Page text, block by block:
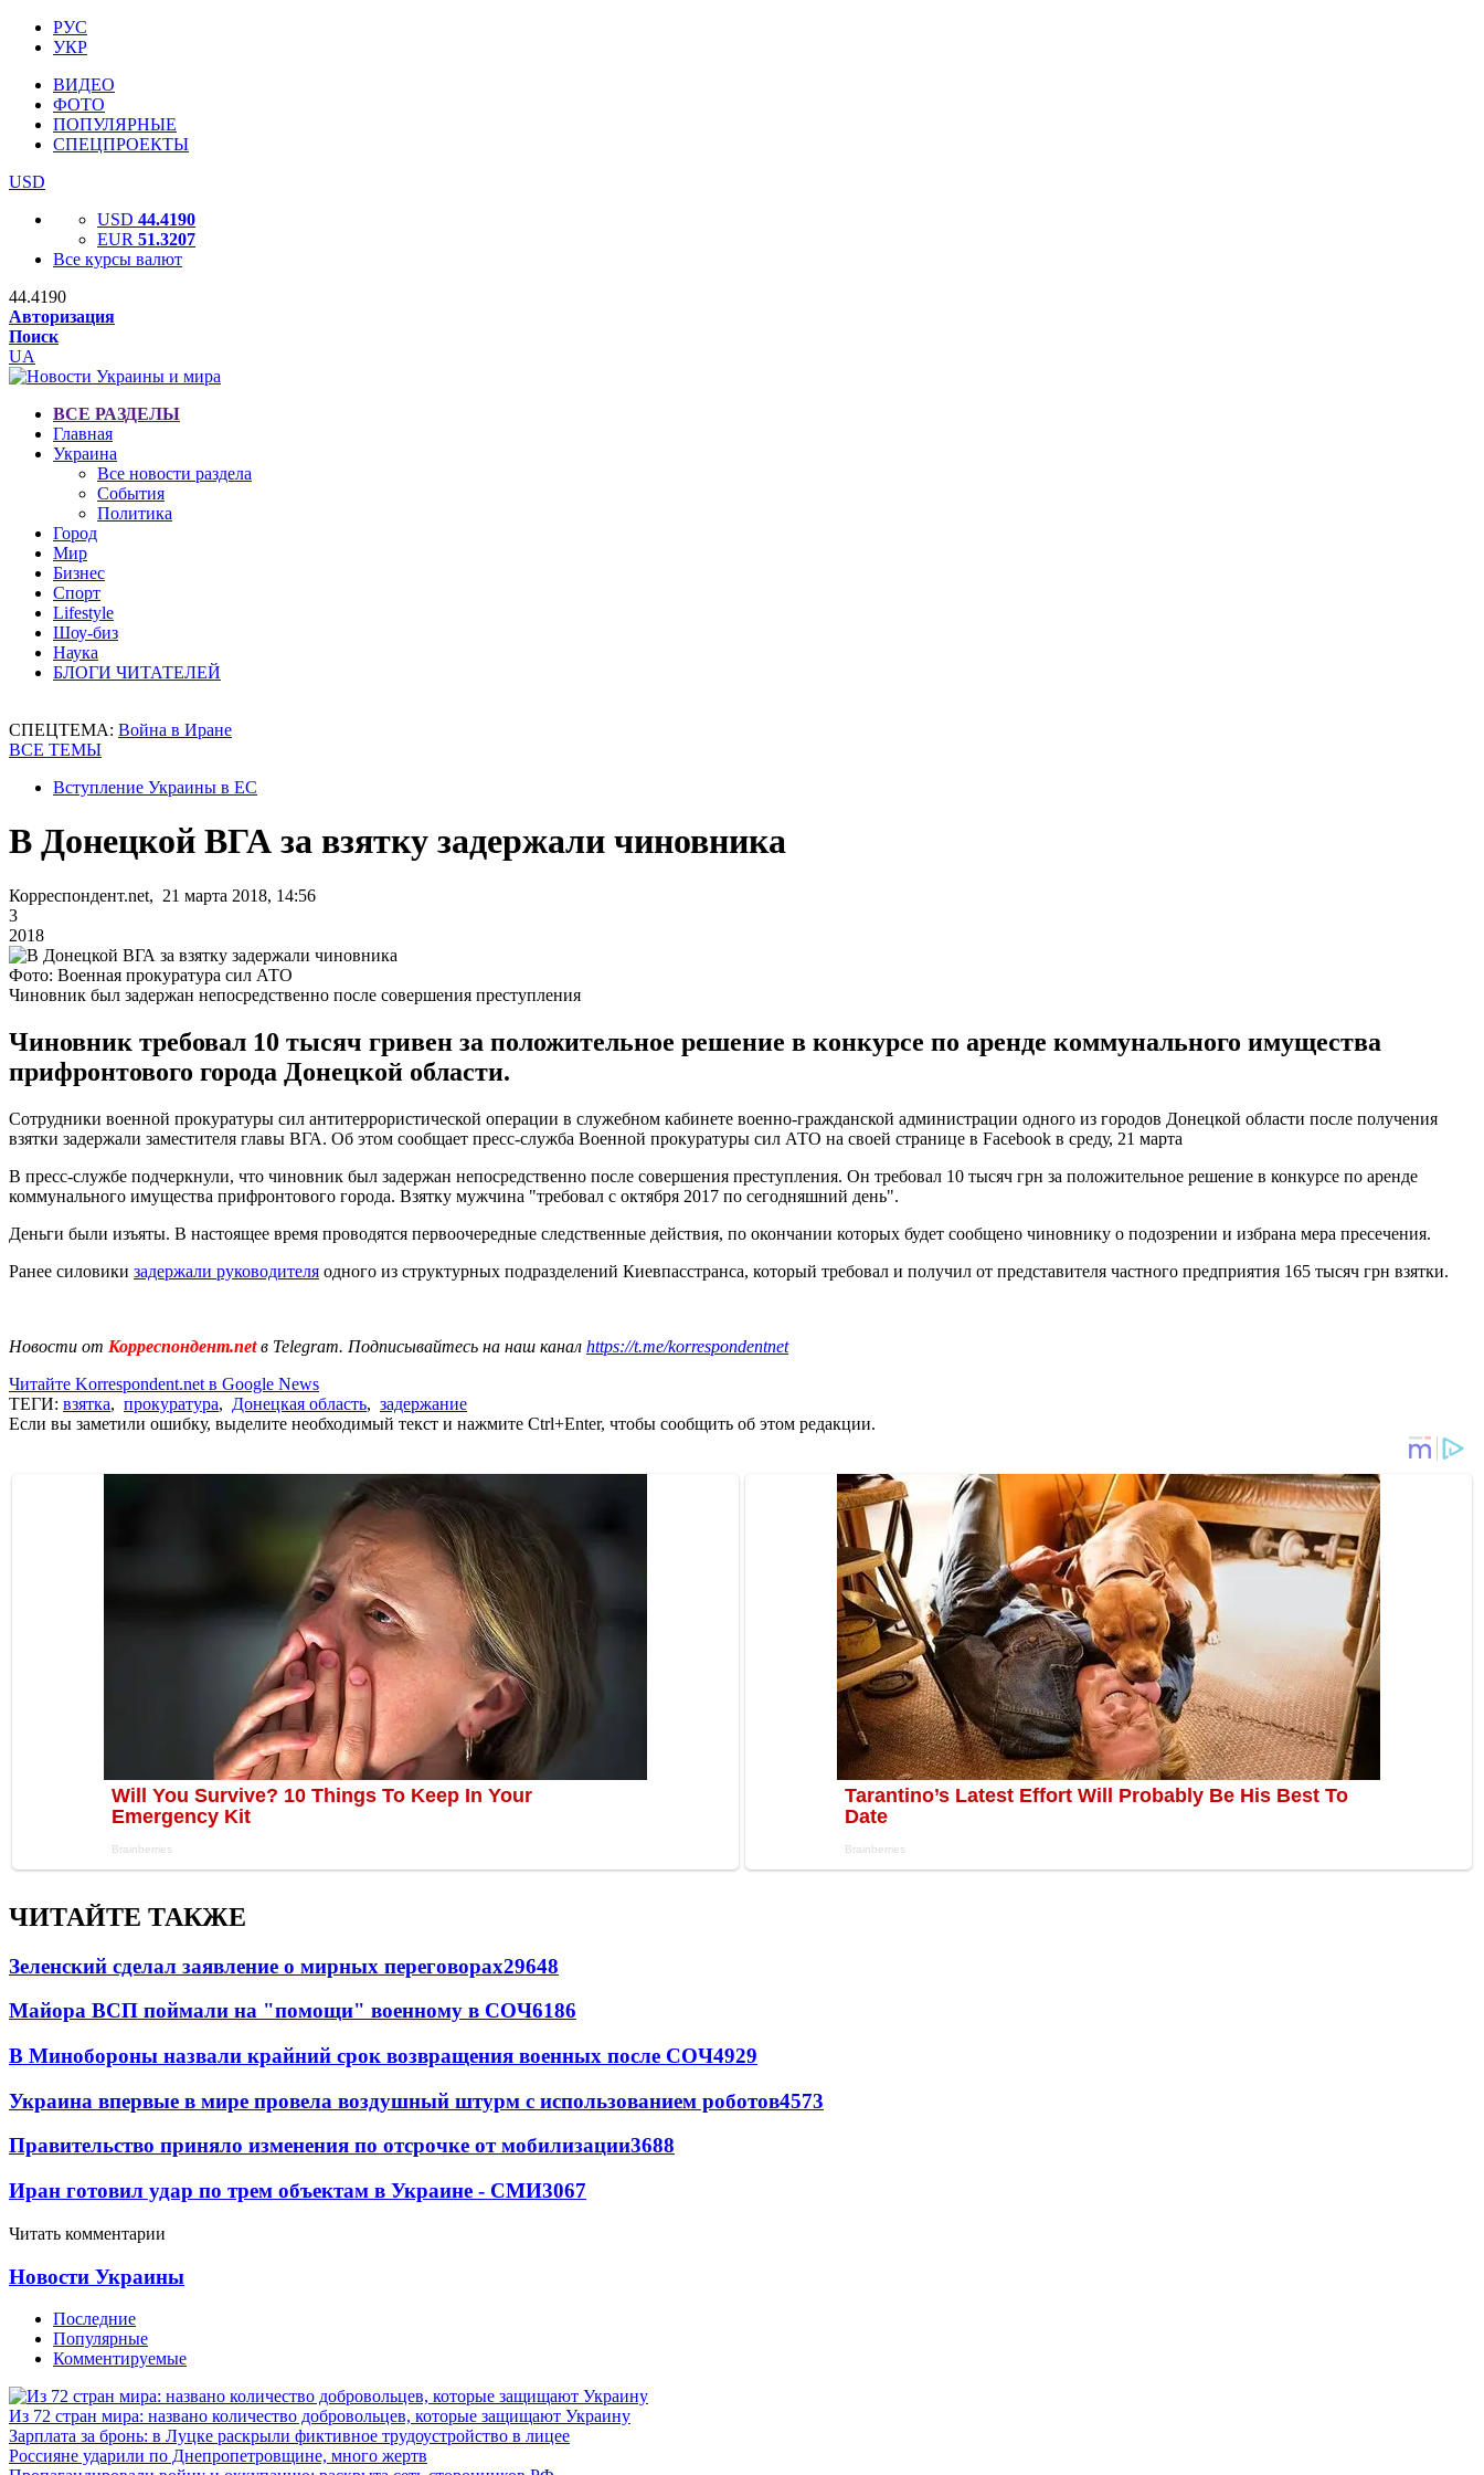
РУС
УКР
ВИДЕО
ФОТО
ПОПУЛЯРНЫЕ
СПЕЦПРОЕКТЫ
USD
USD 44.4190
EUR 51.3207
Все курсы валют
44.4190
Авторизация
Поиск
UA
ВСЕ РАЗДЕЛЫ
Главная
Украина
Все новости раздела
События
Политика
Город
Мир
Бизнес
Спорт
Lifestyle
Шоу-биз
Наука
БЛОГИ ЧИТАТЕЛЕЙ
СПЕЦТЕМА: Война в Иране
ВСЕ ТЕМЫ
Вступление Украины в ЕС
В Донецкой ВГА за взятку задержали чиновника
Корреспондент.net, 21 марта 2018, 14:56
3
2018
Фото: Военная прокуратура сил АТО
Чиновник был задержан непосредственно после совершения преступления
Чиновник требовал 10 тысяч гривен за положительное решение в конкурсе по аренде коммунального имущества
прифронтового города Донецкой области.
Сотрудники военной прокуратуры сил антитеррористической операции в служебном кабинете военно-гражданской администрации одного из городов Донецкой области после получения
взятки задержали заместителя главы ВГА. Об этом сообщает пресс-служба Военной прокуратуры сил АТО на своей странице в Facebook в среду, 21 марта
В пресс-службе подчеркнули, что чиновник был задержан непосредственно после совершения преступления. Он требовал 10 тысяч грн за положительное решение в конкурсе по аренде
коммунального имущества прифронтового города. Взятку мужчина "требовал с октября 2017 по сегодняшний день".
Деньги были изъяты. В настоящее время проводятся первоочередные следственные действия, по окончании которых будет сообщено чиновнику о подозрении и избрана мера пресечения.
Ранее силовики задержали руководителя одного из структурных подразделений Киевпасстранса, который требовал и получил от представителя частного предприятия 165 тысяч грн взятки.
Новости от Корреспондент.netв Telegram. Подписывайтесь на наш канал https://t.me/korrespondentnet
Читайте Korrespondent.net в Google News
ТЕГИ: взятка, прокуратура, Донецкая область, задержание
Если вы заметили ошибку, выделите необходимый текст и нажмите Ctrl+Enter, чтобы сообщить об этом редакции.
ЧИТАЙТЕ ТАКЖЕ
Зеленский сделал заявление о мирных переговорах29648
Майора ВСП поймали на "помощи" военному в СОЧ6186
В Минобороны назвали крайний срок возвращения военных после СОЧ4929
Украина впервые в мире провела воздушный штурм с использованием роботов4573
Правительство приняло изменения по отсрочке от мобилизации3688
Иран готовил удар по трем объектам в Украине - СМИ3067
Читать комментарии
Новости Украины
Последние
Популярные
Комментируемые
Из 72 стран мира: названо количество добровольцев, которые защищают Украину
Зарплата за бронь: в Луцке раскрыли фиктивное трудоустройство в лицее
Россияне ударили по Днепропетровщине, много жертв